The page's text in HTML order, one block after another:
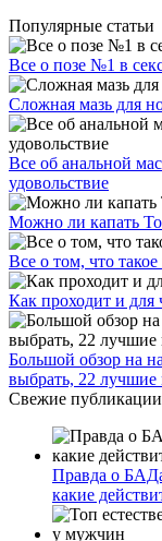
Популярные статьи
Все о позе №1 в
Сложная мазь для
Все об анальной
удовольствие
Можно ли капать
Все о том, что
Как проходит и
Большой обзор на
выбрать, 22
Свежие публикации
Правда о
какие